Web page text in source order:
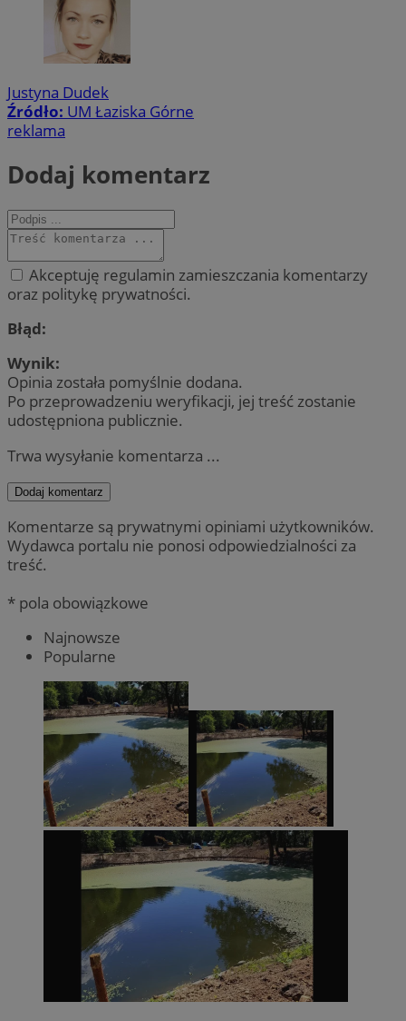
Justyna Dudek
Źródło: UM Łaziska Górne
reklama
Dodaj komentarz
Akceptuję regulamin zamieszczania komentarzy
oraz politykę prywatności.
Błąd:
Wynik:
Opinia została pomyślnie dodana.
Po przeprowadzeniu weryfikacji, jej treść zostanie
udostępniona publicznie.
Trwa wysyłanie komentarza ...
Dodaj komentarz
Komentarze są prywatnymi opiniami użytkowników.
Wydawca portalu nie ponosi odpowiedzialności za
treść.
* pola obowiązkowe
Najnowsze
Popularne